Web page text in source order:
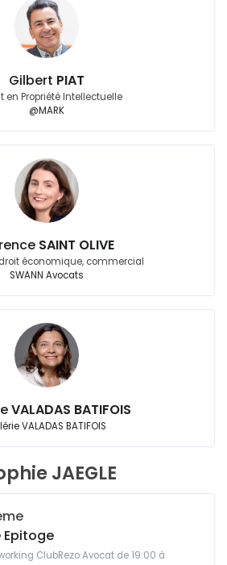
Gilbert PIAT
en Propriété Intellectuelle
@MARK
SAINT OLIVE
économique, commercial
SWANN Avocats
VALADAS BATIFOIS
VALADAS BATIFOIS
JAEGLE
Epitoge
ClubRezo Avocat de 19:00 à